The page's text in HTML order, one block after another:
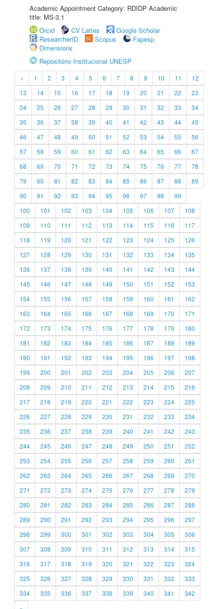
Academic Appointment Category: RDIDP Academic
title: MS-3.1
Orcid
CV Lattes
Google Scholar
ResearcherID
Scopus
Fapesp
Dimensions
Repositório Institucional UNESP
« 1 2 3 4 5 6 7 8 9 10 11
12
13
14 15 16 17 18 19 20 21 22
23
24
25 26 27 28 29 30 31 32 33
34
35
36 37 38 39 40 41 42 43 44
45
46
47 48 49 50 51 52 53 54 55
56
57
58 59 60 61 62 63 64 65 66
67
68
69 70 71 72 73 74 75 76 77
78
79
80 81 82 83 84 85 86 87 88
89
90
91 92 93 94 95 96 97 98
99
100
101 102 103 104 105 106 107
108
109
110 111 112 113 114 115 116
117
118
119 120 121 122 123 124 125
126
127
128 129 130 131 132 133 134
135
136
137 138 139 140 141 142 143
144
145
146 147 148 149 150 151 152
153
154
155 156 157 158 159 160 161
162
163
164 165 166 167 168 169 170
171
172
173 174 175 176 177 178 179
180
181
182 183 184 185 186 187 188
189
190
191 192 193 194 195 196 197
198
199
200 201 202 203 204 205 206
207
208
209 210 211 212 213 214 215
216
217
218 219 220 221 222 223 224
225
226
227 228 229 230 231 232 233
234
235
236 237 238 239 240 241 242
243
244
245 246 247 248 249 250 251
252
253
254 255 256 257 258 259 260
261
262
263 264 265 266 267 268 269
270
271
272 273 274 275 276 277 278
279
280
281 282 283 284 285 286 287
288
289
290 291 292 293 294 295 296
297
298
299 300 301 302 303 304 305
306
307
308 309 310 311 312 313 314
315
316
317 318 319 320 321 322 323
324
325
326 327 328 329 330 331 332
333
334
335 336 337 338 339 340 341
342